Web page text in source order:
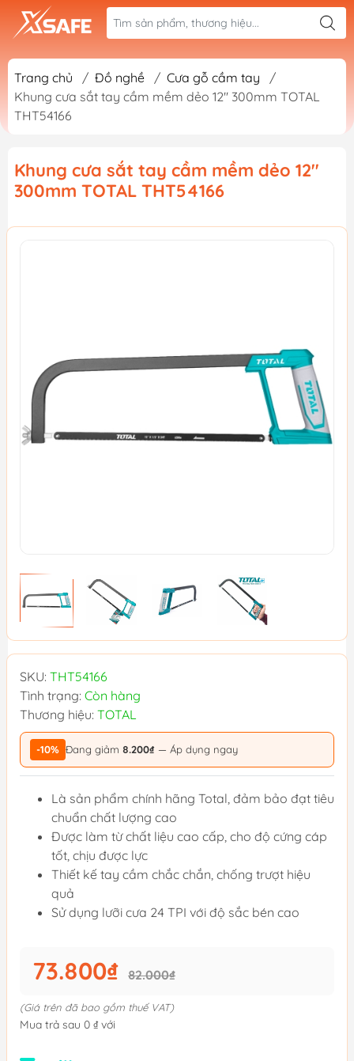
Trang chủ / Đồ nghề / Cưa gỗ cầm tay
/
Khung cưa sắt tay cầm mềm dẻo 12'' 300mm TOTAL
THT54166
Khung cưa sắt tay cầm mềm dẻo 12''
300mm TOTAL THT54166
SKU: THT54166
Tình trạng: Còn hàng
Thương hiệu: TOTAL
-10% Đang giảm 8.200₫ — Áp dụng ngay
Là sản phẩm chính hãng Total, đảm bảo đạt tiêu
chuẩn chất lượng cao
Được làm từ chất liệu cao cấp, cho độ cứng cáp
tốt, chịu được lực
Thiết kế tay cầm chắc chắn, chống trượt hiệu
quả
Sử dụng lưỡi cưa 24 TPI với độ sắc bén cao
73.800₫ 82.000₫
(Giá trên đã bao gồm thuế VAT)
Mua trả sau 0 ₫ với